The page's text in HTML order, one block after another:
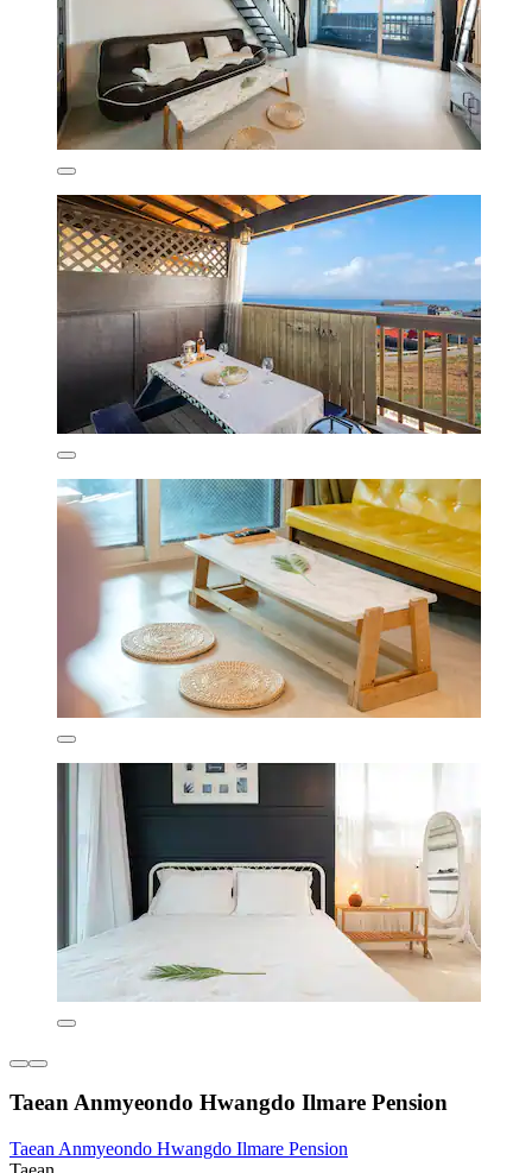
Taean Anmyeondo Hwangdo Ilmare Pension
Taean Anmyeondo Hwangdo Ilmare Pension